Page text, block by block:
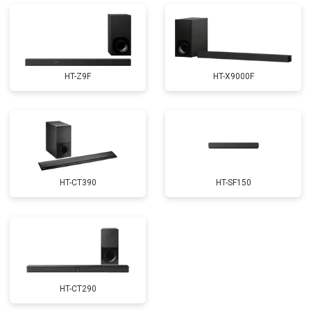
HT-Z9F HT-X9000F
HT-CT390 HT-SF150
HT-CT290